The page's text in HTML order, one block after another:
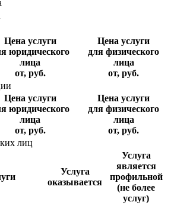
Цена услуги
юридического
лица
от, руб.
Цена услуги
для физического
лица
от, руб.
Цена услуги
юридического
лица
от, руб.
Цена услуги
для физического
лица
от, руб.
лиц
Услуга
оказывается
Услуга
является
профильной
(не более
услуг)